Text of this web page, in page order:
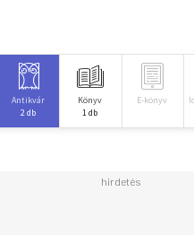
Antikvár
2 db
Könyv
1 db
E-könyv